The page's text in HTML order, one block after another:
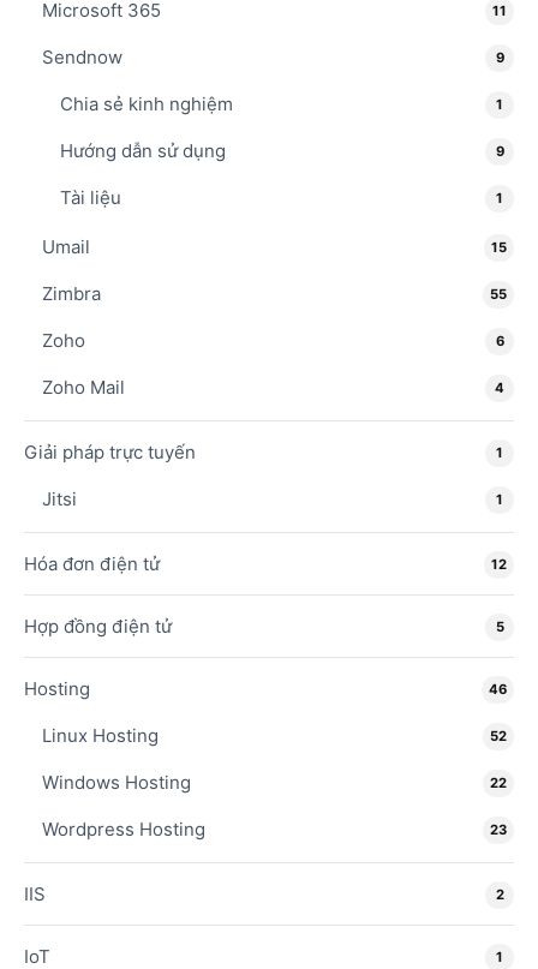
Microsoft 365 11
Sendnow 9
Chia sẻ kinh nghiệm 1
Hướng dẫn sử dụng 9
Tài liệu 1
Umail 15
Zimbra 55
Zoho 6
Zoho Mail 4
Giải pháp trực tuyến 1
Jitsi 1
Hóa đơn điện tử 12
Hợp đồng điện tử 5
Hosting 46
Linux Hosting 52
Windows Hosting 22
Wordpress Hosting 23
IIS 2
IoT 1